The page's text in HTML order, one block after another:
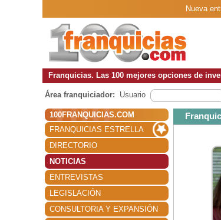
Nueva
Franquicias. Las 100 mejores opciones de
Área franquiciador: Usuario
100FRANQUICIAS.COM
FRANQUICIAS ESTRELLA
DIRECTORIO
NOTICIAS
ENTREVISTAS
LEGISLACIÓN
CONSULTORIA Y EXPANSIÓN